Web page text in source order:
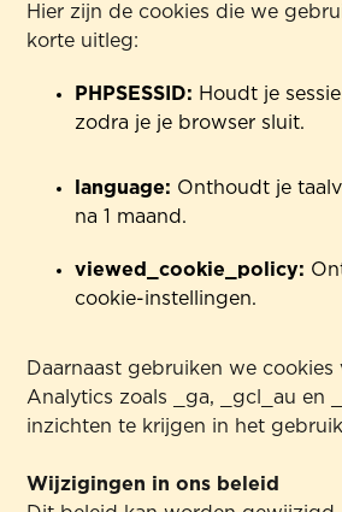
Hier zijn de cookies die we
korte uitleg:
PHPSESSID: Houdt je
zodra je je browser sluit.
language: Onthoudt je
na 1 maand.
viewed_cookie_policy:
cookie-instellingen.
Daarnaast gebruiken we cookies
Analytics zoals _ga, _gcl_au en
inzichten te krijgen in het
Wijzigingen in ons beleid